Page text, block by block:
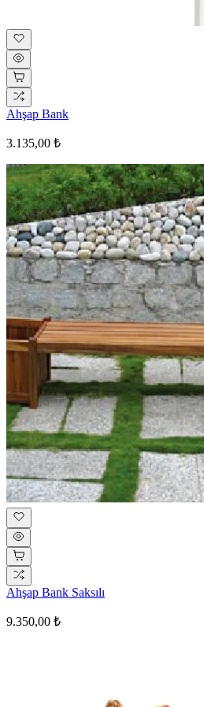
Ahşap Bank
3.135,00 ₺
Ahşap Bank Saksılı
9.350,00 ₺